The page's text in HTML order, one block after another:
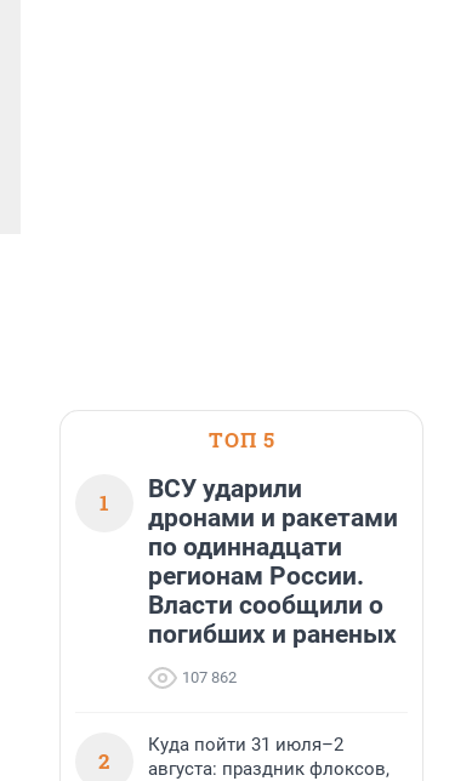
ТОП 5
1
ВСУ ударили
дронами и ракетами
по одиннадцати
регионам России.
Власти сообщили о
погибших и раненых
107 862
2
Куда пойти 31 июля–2
августа: праздник флоксов,